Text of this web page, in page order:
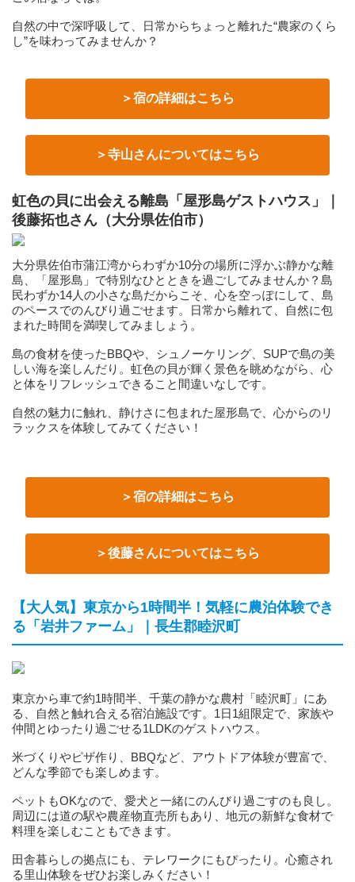
自然の中で深呼吸して、日常からちょっと離れた“農家のくら
し”を味わってみませんか？
＞宿の詳細はこちら
＞寺山さんについてはこちら
虹色の貝に出会える離島「屋形島ゲストハウス」｜
後藤拓也さん（大分県佐伯市）
大分県佐伯市蒲江湾からわずか10分の場所に浮かぶ静かな離
島、「屋形島」で特別なひとときを過ごしてみませんか？島
民わずか14人の小さな島だからこそ、心を空っぽにして、島
のペースでのんびり過ごせます。日常から離れて、自然に包
まれた時間を満喫してみましょう。
島の食材を使ったBBQや、シュノーケリング、SUPで島の美
しい海を楽しんだり。虹色の貝が輝く景色を眺めながら、心
と体をリフレッシュできること間違いなしです。
自然の魅力に触れ、静けさに包まれた屋形島で、心からのリ
ラックスを体験してみてください！
＞宿の詳細はこちら
＞後藤さんについてはこちら
【大人気】東京から1時間半！気軽に農泊体験でき
る「岩井ファーム」｜長生郡睦沢町
東京から車で約1時間半、千葉の静かな農村「睦沢町」にあ
る、自然と触れ合える宿泊施設です。1日1組限定で、家族や
仲間とゆったり過ごせる1LDKのゲストハウス。
米づくりやピザ作り、BBQなど、アウトドア体験が豊富で、
どんな季節でも楽しめます。
ペットもOKなので、愛犬と一緒にのんびり過ごすのも良し。
周辺には道の駅や農産物直売所もあり、地元の新鮮な食材で
料理を楽しむこともできます。
田舎暮らしの拠点にも、テレワークにもぴったり。心癒され
る里山体験をぜひお楽しみください！